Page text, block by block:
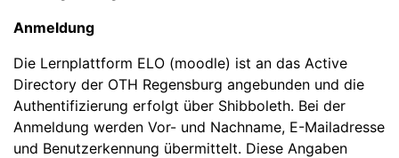
Anmeldung
Die Lernplattform ELO (moodle) ist an das Active
Directory der OTH Regensburg angebunden und die
Authentifizierung erfolgt über Shibboleth. Bei der
Anmeldung werden Vor- und Nachname, E-Mailadresse
und Benutzerkennung übermittelt. Diese Angaben